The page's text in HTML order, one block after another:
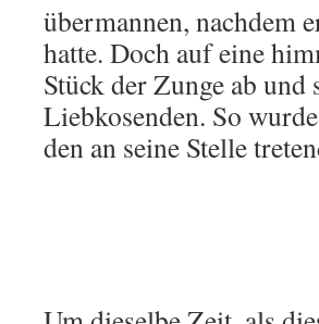
übermannen, nachdem
hatte. Doch auf eine
Stück der Zunge ab und
Liebkosenden. So
den an seine Stelle